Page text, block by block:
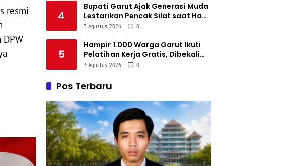
resmi
4
Bupati Garut Ajak Generasi Muda
Lestarikan Pencak Silat saat Haol
Pendiri Gadjah Putih Mega Paksi
3 Agustus 2026 0
5
Hampir 1.000 Warga Garut Ikuti
Pelatihan Kerja Gratis, Dibekali
Sertifikasi BNSP dan Siap Masuk
3 Agustus 2026 0
Pos Terbaru